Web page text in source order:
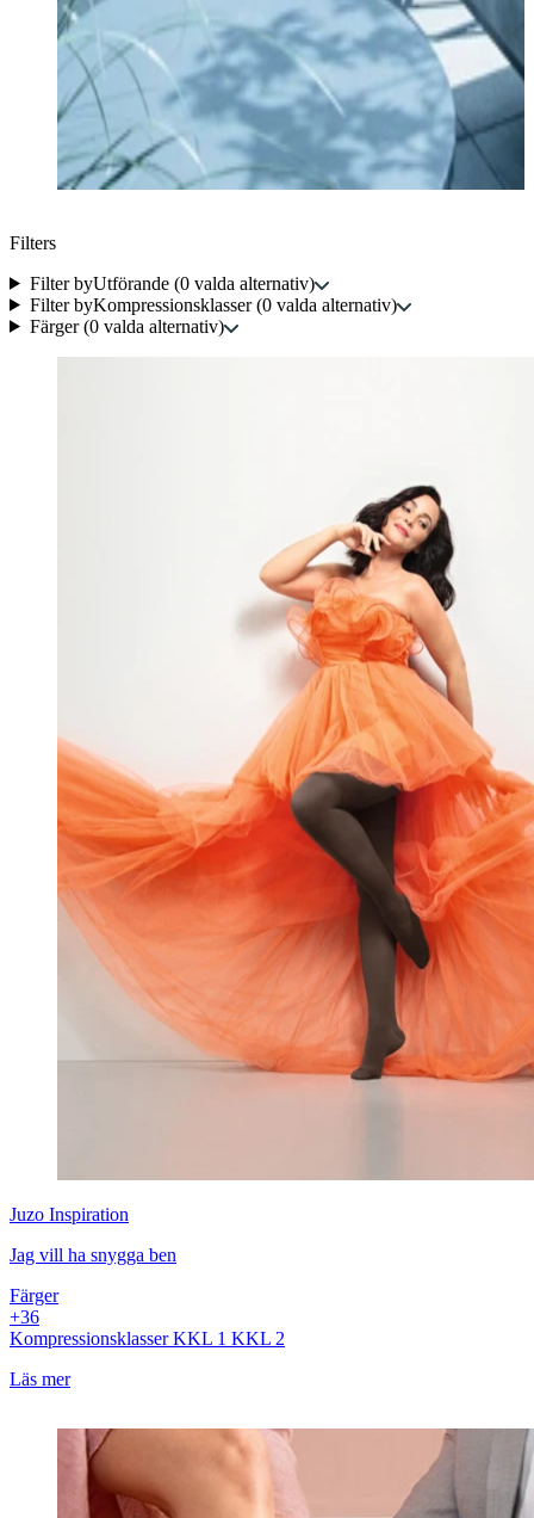
Filters
Filter byUtförande(0valda alternativ)
Filter byKompressionsklasser(0valda alternativ)
Färger(0valda alternativ)
Juzo Inspiration
Jag vill ha snygga ben
Färger
+36
KompressionsklasserKKL 1 KKL 2
Läs mer